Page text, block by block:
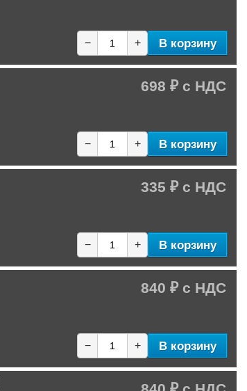
− + В корзину
698 ₽
− + В корзину
335 ₽
− + В корзину
840 ₽
− + В корзину